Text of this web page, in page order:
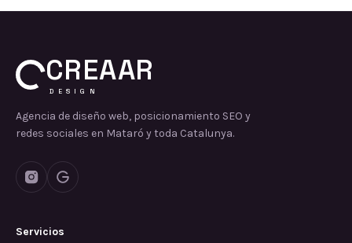
CREAAR
DESIGN
Agencia de diseño web, posicionamiento SEO y
redes sociales en Mataró y toda Catalunya.
Servicios